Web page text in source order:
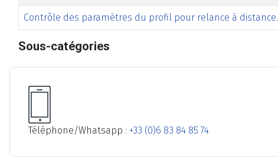
Contrôle des paramètres du profil pour relance à distance.
Sous-catégories
Téléphone/Whatsapp : +33 (0)6 83 84 85 74